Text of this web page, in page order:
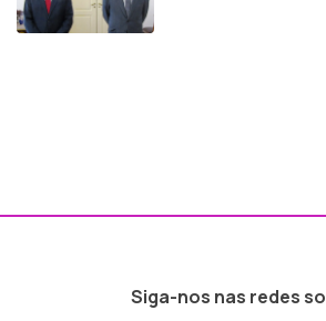
Siga-nos nas redes